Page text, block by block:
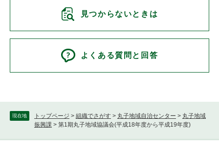
現在地 トップページ > 組織でさがす > 丸子地域自治センター > 丸子地域
振興課 > 第1期丸子地域協議会(平成18年度から平成19年度)
見つからないときは
よくある質問と回答